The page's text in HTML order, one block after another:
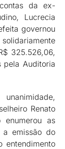
da ex-
Lucrecia
governou
325.526,06,
pela Auditoria
Renato
enumerou as
a emissão do
entendimento